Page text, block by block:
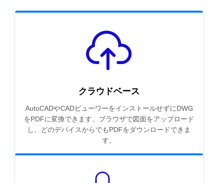
クラウドベース
AutoCADやCADビューワーをインストールせずにDWG
をPDFに変換できます。ブラウザで図面をアップロード
し、どのデバイスからでもPDFをダウンロードできま
す。